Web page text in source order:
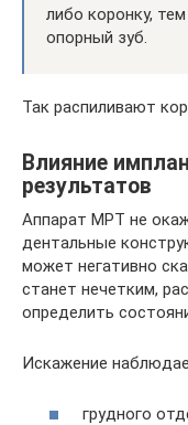
либо коронку,
опорный зуб.
Так распиливают
Влияние
результатов
Аппарат МРТ не
дентальные
может негативно
станет нечетким,
определить
Искажение
грудного